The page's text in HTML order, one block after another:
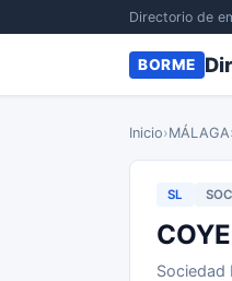
Directorio de
BORME
Inicio›MÁLAGA
SL